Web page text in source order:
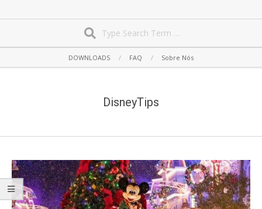
Navigation
DOWNLOADS FAQ Sobre Nós
DisneyTips